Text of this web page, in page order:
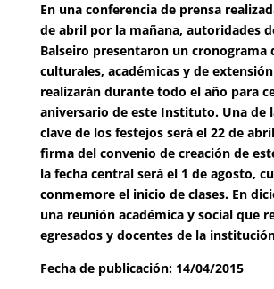
En una conferencia de prensa
de abril por la mañana, autoridades
Balseiro presentaron un cronograma
culturales, académicas y de
realizarán durante todo el año para
aniversario de este Instituto. Una de
clave de los festejos será el 22 de
firma del convenio de creación de
la fecha central será el 1 de agosto,
conmemore el inicio de clases. En
una reunión académica y social que
egresados y docentes de la
Fecha de publicación: 14/04/2015